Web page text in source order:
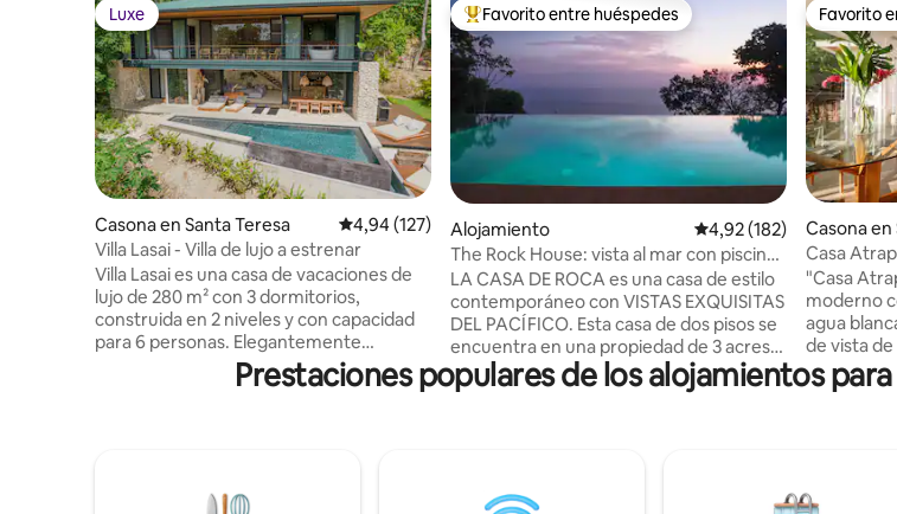
Luxe
Luxe
Casona en Santa Teresa Calificación promedio: 4,94 de 5. 127 evaluaciones
4,94 (127)
Villa Lasai - Villa de lujo a estrenar
Villa Lasai es una casa de vacaciones de
lujo de 280 m² con 3 dormitorios,
construida en 2 niveles y con capacidad
para 6 personas. Elegantemente
construida con una gran mezcla de
arquitectura tropical, diseñada con
disfruta de las vistas desde la piscina de
Favorito entre los huéspedes más destacados
Favorito entre huéspedes
Alojamiento Calificación promedio:
4,92 (182)
The Rock House: vista al mar con piscina
infinita privada
LA CASA DE ROCA es una casa de estilo
contemporáneo con VISTAS EXQUISITAS
DEL PACÍFICO. Esta casa de dos pisos se
encuentra en una propiedad de 3 acres
en la ladera rodeada por la selva que
proporciona un telón de fondo muy
casa cuenta con una amplia cocina,
Favorito
Favorito
Casona en
Casa
Paradise
"Casa
moderno
agua
de vista de la casa. La
la
el centro
de sol
balcones
Prestaciones populares de los alojamientos